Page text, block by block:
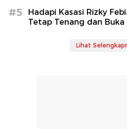
#5
Hadapi Kasasi Rizky
Tetap Tenang dan
Lihat